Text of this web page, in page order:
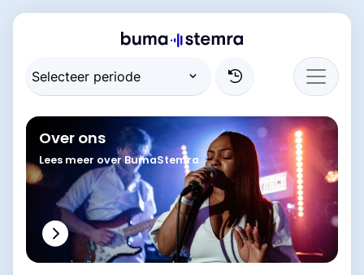
Over ons
Lees meer over BumaStemra